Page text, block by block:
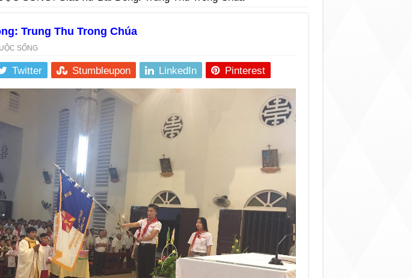
Trung Thu Trong Chúa
SỐNG
Twitter Stumbleupon LinkedIn Pinterest